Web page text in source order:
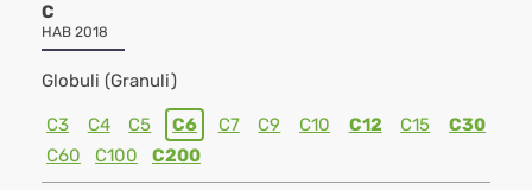
C
HAB 2018
Globuli (Granuli)
C3 C4 C5 C6 C7 C9 C10 C12 C15
C30
C60
C100 C200